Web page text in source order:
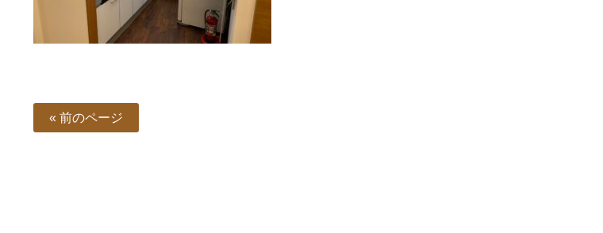
« 前のページ